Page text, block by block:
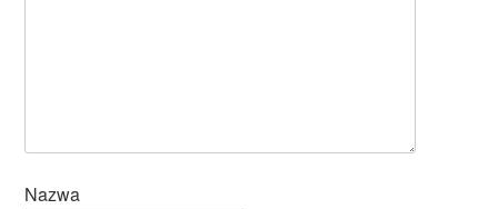
Nazwa